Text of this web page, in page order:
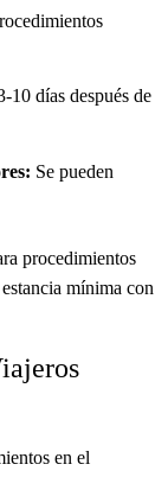
10 días después de
Se pueden
procedimientos
mínima con
en el